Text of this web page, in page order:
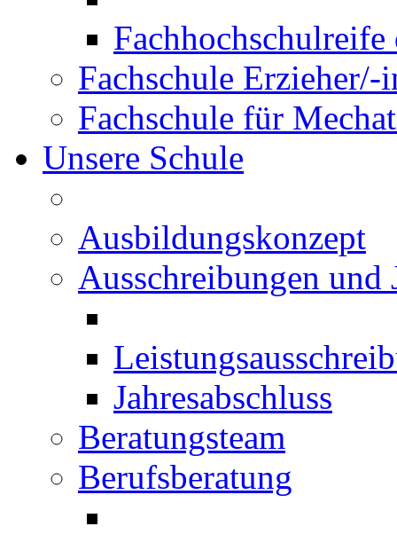
Fachschule Erzieher/-
Fachschule für
Unsere Schule
Ausbildungskonzept
Ausschreibungen und
Jahresabschluss
Beratungsteam
Berufsberatung